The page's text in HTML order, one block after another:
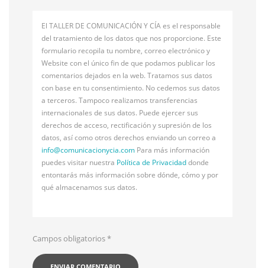
El TALLER DE COMUNICACIÓN Y CÍA es el responsable
del tratamiento de los datos que nos proporcione. Este
formulario recopila tu nombre, correo electrónico y
Website con el único fin de que podamos publicar los
comentarios dejados en la web. Tratamos sus datos
con base en tu consentimiento. No cedemos sus datos
a terceros. Tampoco realizamos transferencias
internacionales de sus datos. Puede ejercer sus
derechos de acceso, rectificación y supresión de los
datos, así como otros derechos enviando un correo a
info@comunicacionycia.com Para más información
puedes visitar nuestra Política de Privacidaddonde
entontarás más información sobre dónde, cómo y por
qué almacenamos sus datos.
Campos obligatorios*